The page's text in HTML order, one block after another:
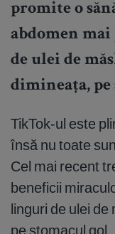
promite o
abdomen
de ulei de
dimineața, pe
TikTok-ul este
însă nu toate
Cel mai recent
beneficii
linguri de ulei
pe stomacul